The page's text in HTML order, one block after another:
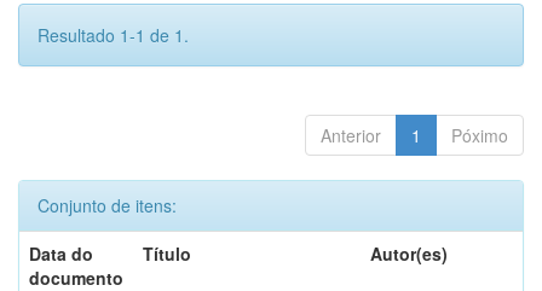
Resultado 1-1 de 1.
Anterior 1 Póximo
Conjunto de itens:
Data do
documento
Título Autor(es)